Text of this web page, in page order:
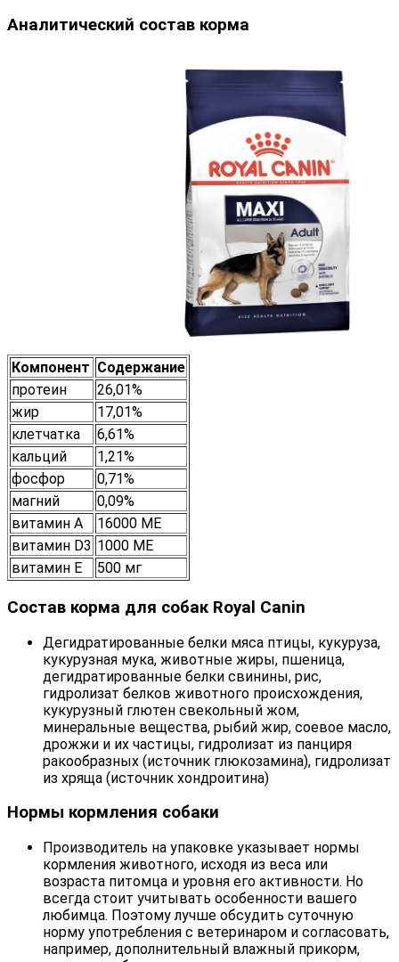
Аналитический состав корма
Компонент Содержание
протеин
26,01%
жир
17,01%
клетчатка
6,61%
кальций
1,21%
фосфор
0,71%
магний
0,09%
витамин А
16000 МЕ
витамин D3 1000 МЕ
витамин Е
500 мг
Состав корма для собак Royal Canin
Дегидратированные белки мяса птицы, кукуруза,
кукурузная мука, животные жиры, пшеница,
дегидратированные белки свинины, рис,
гидролизат белков животного происхождения,
кукурузный глютен свекольный жом,
минеральные вещества, рыбий жир, соевое масло,
дрожжи и их частицы, гидролизат из панциря
ракообразных (источник глюкозамина), гидролизат
из хряща (источник хондроитина)
Нормы кормления собаки
Производитель на упаковке указывает нормы
кормления животного, исходя из веса или
возраста питомца и уровня его активности. Но
всегда стоит учитывать особенности вашего
любимца. Поэтому лучше обсудить суточную
норму употребления с ветеринаром и согласовать,
например, дополнительный влажный прикорм,